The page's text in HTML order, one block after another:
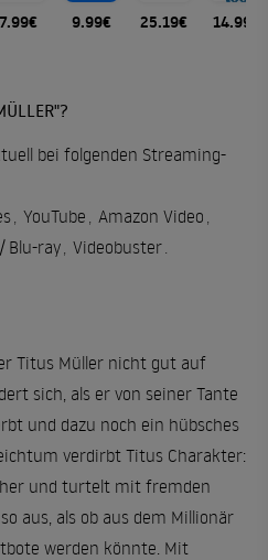
7.99€ 9.99€ 25.19€ 14.99€
bei folgenden Streaming-
, YouTube , Amazon Video ,
Blu-ray, Videobuster.
Titus Müller nicht gut auf
sich, als er von seiner Tante
und dazu noch ein hübsches
verdirbt Titus Charakter:
und turtelt mit fremden
aus, als ob aus dem Millionär
werden könnte. Mit